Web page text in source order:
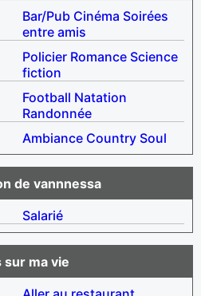
Bar/Pub Cinéma Soirées
entre amis
Policier Romance Science
fiction
Football Natation
Randonnée
Ambiance Country Soul
de vannnessa
Salarié
sur ma vie